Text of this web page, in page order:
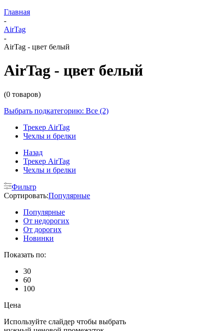
Главная
-
AirTag
-
AirTag - цвет белый
AirTag - цвет белый
(0 товаров)
Выбрать подкатегорию: Все (2)
Трекер AirTag
Чехлы и брелки
Назад
Трекер AirTag
Чехлы и брелки
Фильтр
Сортировать:Популярные
Популярные
От недорогих
От дорогих
Новинки
Показать по:
30
60
100
Цена
Используйте слайдер чтобы выбрать